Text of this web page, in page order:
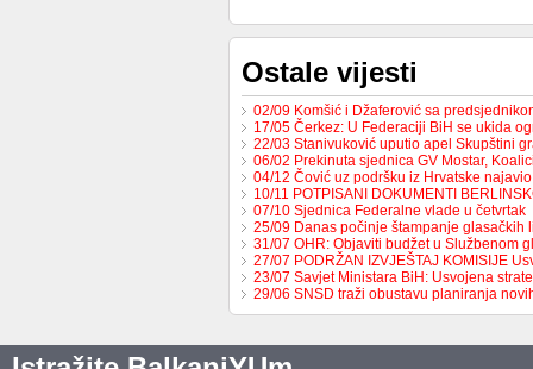
Ostale vijesti
02/09 Komšić i Džaferović sa
17/05 Čerkez: U Federaciji BiH se ukida
22/03 Stanivuković uputio apel Skupštini
06/02 Prekinuta sjednica GV Mostar,
04/12 Čović uz podršku iz Hrvatske
10/11 POTPISANI DOKUMENTI
07/10 Sjednica Federalne vlade u četvrtak
25/09 Danas počinje štampanje glasačkih
31/07 OHR: Objaviti budžet u Službenom
27/07 PODRŽAN IZVJEŠTAJ KOMISIJE
23/07 Savjet Ministara BiH: Usvojena
29/06 SNSD traži obustavu planiranja